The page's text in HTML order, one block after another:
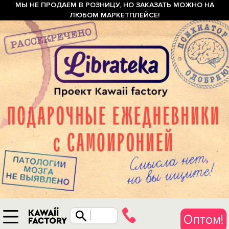
МЫ НЕ ПРОДАЕМ В РОЗНИЦУ, НО ЗАКАЗАТЬ МОЖНО НА
ЛЮБОМ МАРКЕТПЛЕЙСЕ!
Оптом!